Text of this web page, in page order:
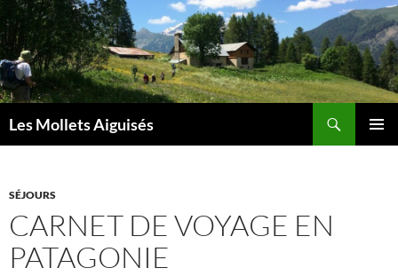
Aller
au
contenu
Les Mollets Aiguisés
SÉJOURS
CARNET DE VOYAGE EN
PATAGONIE